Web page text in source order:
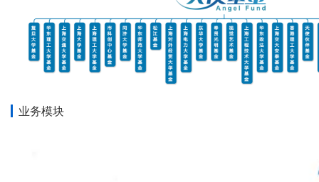
业务模块